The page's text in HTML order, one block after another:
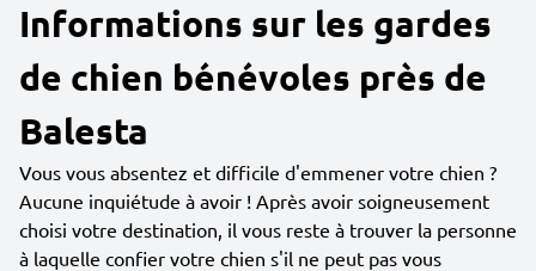
Informations sur les gardes
de chien bénévoles près de
Balesta
Vous vous absentez et difficile d'emmener votre chien ?
Aucune inquiétude à avoir ! Après avoir soigneusement
choisi votre destination, il vous reste à trouver la personne
à laquelle confier votre chien s'il ne peut pas vous